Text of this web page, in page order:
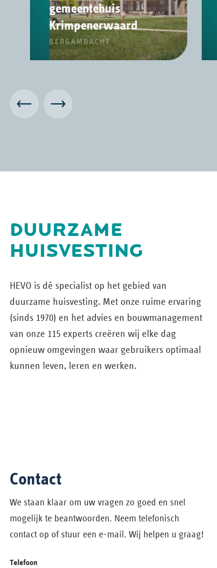
gemeentehuis
Krimpenerwaard
BERGAMBACHT
DUURZAME
HUISVESTING
HEVO is dé specialist op het gebied van
duurzame huisvesting. Met onze ruime ervaring
(sinds 1970) en het advies en bouw­management
van onze 115 experts creëren wij elke dag
opnieuw omgevingen waar gebruikers optimaal
kunnen leven, leren en werken.
Contact
We staan klaar om uw vragen zo goed en snel
mogelijk te beantwoorden. Neem telefonisch
contact op of stuur een e-mail. Wij helpen u graag!
Telefoon